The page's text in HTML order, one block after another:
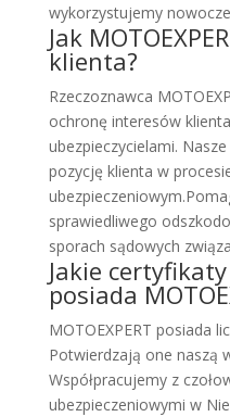
wykorzystujemy
Jak
klienta?
Rzeczoznawca
ochronę interesów
ubezpieczycielami.
pozycję klienta w
sprawiedliwego
sporach sądowych
Jakie
posiada
MOTOEXPERT posiada
Potwierdzają one naszą
Współpracujemy z
ubezpieczeniowymi w